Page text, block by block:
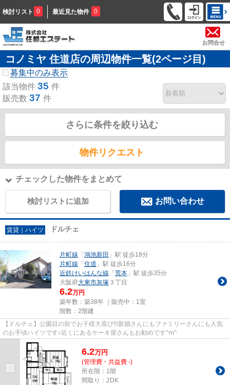
検討リスト 0 最近見た物件 0
お問合せ
コノミヤ 住道店の周辺物件一覧(2ページ目)
募集中のみ表示
該当物件 35 件
販売数 37 件
さらに条件を絞り込む
物件リクエスト
チェックした物件をまとめて
検討リストに追加 お問い合わせ
賃貸｜ハイツ ドルチェ
片町線 「 鴻池新田 」駅 徒歩18分
片町線 「 住道 」駅 徒歩16分
近鉄けいはんな線 「 荒本 」駅 徒歩35分
大阪府大東市灰塚 ３丁目
6.2万円
築年数：築38年 ｜販売中： 1室
階数：2階建
【ドルチェ】公園目の前でお子様大喜び!!!新婚さんにもファミリーさんにも人気
のお手頃ハイツです♪近くにあるケーキ屋さんもお勧めです^m^
6.2万円
(管理費・共益費 -)
所在階：1階
間取り：2DK